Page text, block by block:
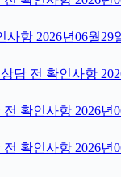
항 2026년06월29
담 전 확인사항
확인사항 2026년
확인사항 2026년